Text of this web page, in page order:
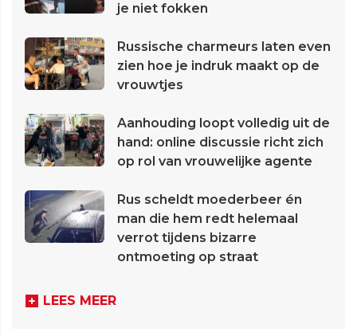
je niet fokken
Russische charmeurs laten even
zien hoe je indruk maakt op de
vrouwtjes
Aanhouding loopt volledig uit de
hand: online discussie richt zich
op rol van vrouwelijke agente
Rus scheldt moederbeer én
man die hem redt helemaal
verrot tijdens bizarre
ontmoeting op straat
LEES MEER